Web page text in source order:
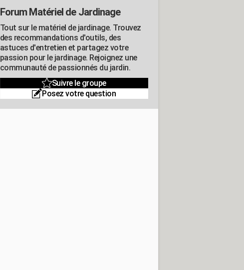
Forum Matériel de Jardinage
Tout sur le matériel de jardinage. Trouvez
des recommandations d'outils, des
astuces d'entretien et partagez votre
passion pour le jardinage. Rejoignez une
communauté de passionnés du jardin.
Suivre le groupe
Posez votre question